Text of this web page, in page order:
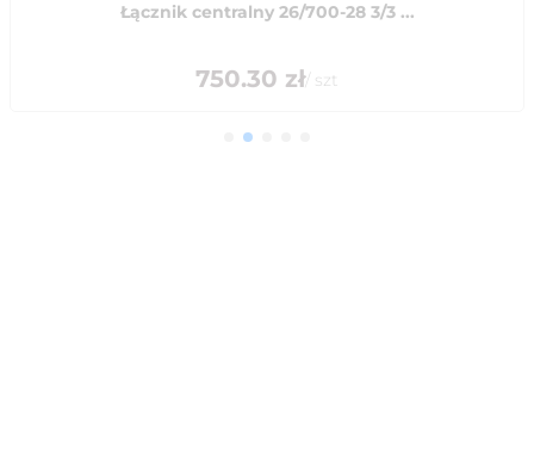
Łącznik centralny 26/700-28 3/3 ...
750.30 zł/ szt